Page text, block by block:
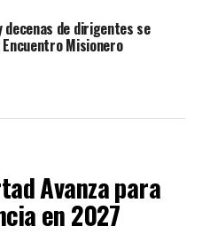
decenas de dirigentes se
Misionero
Avanza para
en 2027